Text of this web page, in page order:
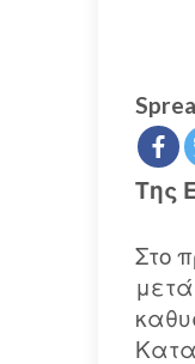
Της
Στο